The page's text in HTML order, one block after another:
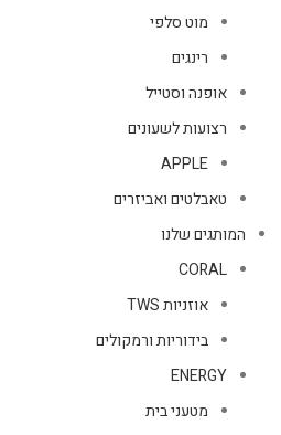
מוט סלפי
רינגים
אופנה וסטייל
רצועות לשעונים
APPLE
טאבלטים ואביזרים
המותגים שלנו
CORAL
אוזניות TWS
בידוריות ורמקולים
ENERGY
מטעני בית